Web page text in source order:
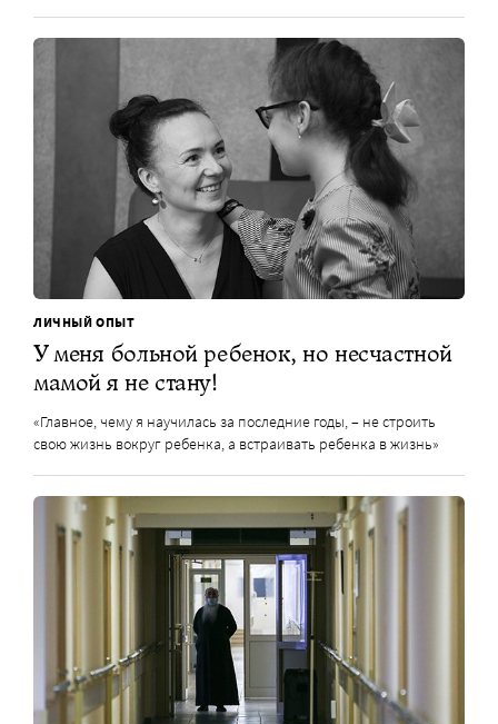
ЛИЧНЫЙ ОПЫТ
У меня больной ребенок, но несчастной
мамой я не стану!
«Главное, чему я научилась за последние годы, – не строить
свою жизнь вокруг ребенка, а встраивать ребенка в жизнь»